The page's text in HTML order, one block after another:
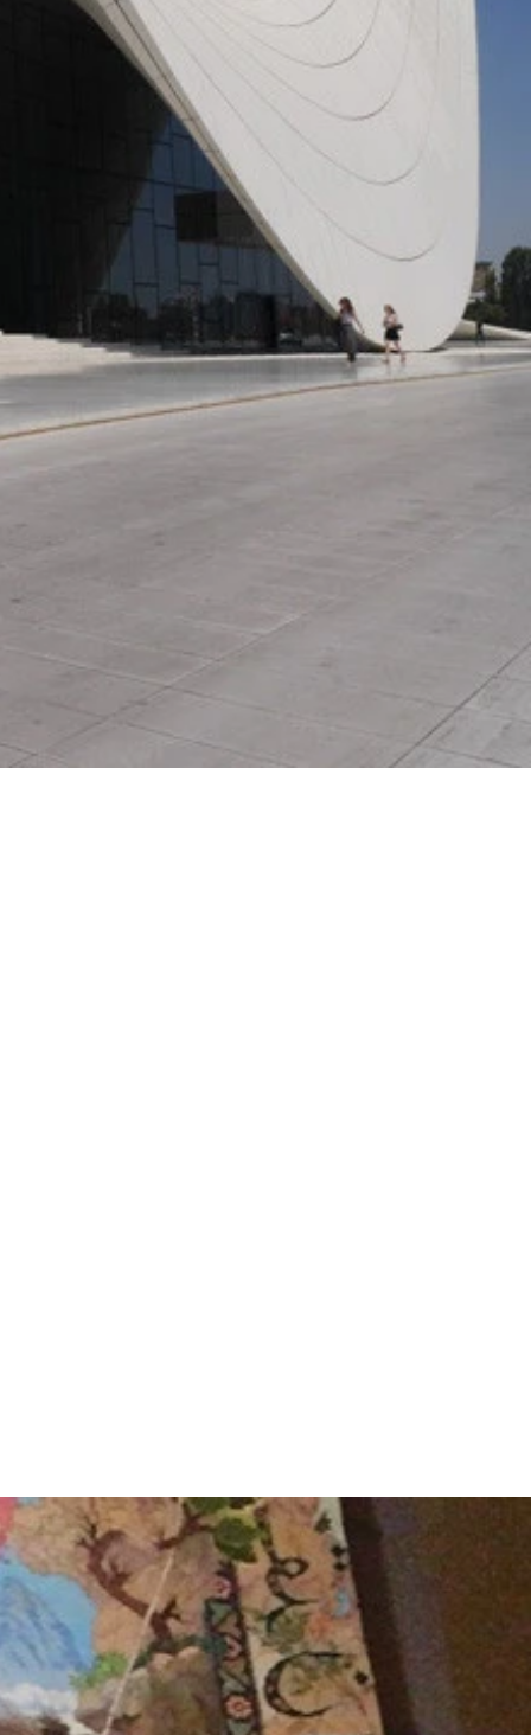
パウダー、すりおろしにんにく、ローリエ、コンソメ
れ目を入れる（ヘタの周りやくり抜いた部分はボールに入
ー、オリーブオイルを入れ粘り気がでるまで混ぜ合わせる
できあがり！